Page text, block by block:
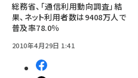
総務省、「通信利用動向調査」結
果、ネット利用者数は9408万人で
普及率78.0％
2010年4月29日 1:41